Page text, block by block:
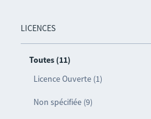
LICENCES
Toutes (11)
Licence Ouverte (1)
Non spécifiée (9)